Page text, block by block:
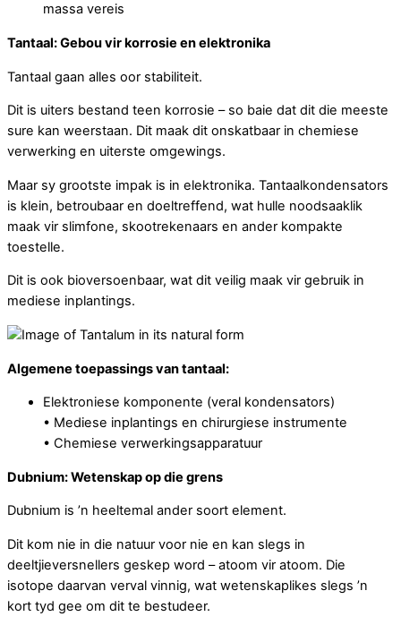
massa vereis
Tantaal: Gebou vir korrosie en elektronika
Tantaal gaan alles oor stabiliteit.
Dit is uiters bestand teen korrosie – so baie dat dit die meeste
sure kan weerstaan. Dit maak dit onskatbaar in chemiese
verwerking en uiterste omgewings.
Maar sy grootste impak is in elektronika. Tantaalkondensators
is klein, betroubaar en doeltreffend, wat hulle noodsaaklik
maak vir slimfone, skootrekenaars en ander kompakte
toestelle.
Dit is ook bioversoenbaar, wat dit veilig maak vir gebruik in
mediese inplantings.
Algemene toepassings van tantaal:
Elektroniese komponente (veral kondensators)
• Mediese inplantings en chirurgiese instrumente
• Chemiese verwerkingsapparatuur
Dubnium: Wetenskap op die grens
Dubnium is ’n heeltemal ander soort element.
Dit kom nie in die natuur voor nie en kan slegs in
deeltjieversnellers geskep word – atoom vir atoom. Die
isotope daarvan verval vinnig, wat wetenskaplikes slegs ’n
kort tyd gee om dit te bestudeer.